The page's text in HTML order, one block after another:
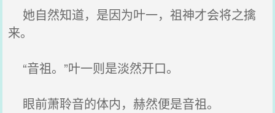
她自然知道，是因为叶一，祖神才会将之擒
来。
“音祖。”叶一则是淡然开口。
眼前萧聆音的体内，赫然便是音祖。